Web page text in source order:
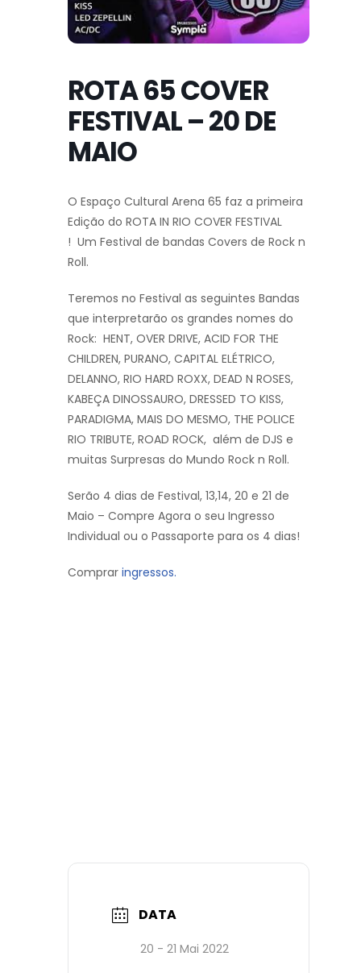
ROTA 65 COVER
FESTIVAL – 20 DE
MAIO
O Espaço Cultural Arena 65 faz a primeira
Edição do ROTA IN RIO COVER FESTIVAL
! Um Festival de bandas Covers de Rock n
Roll.
Teremos no Festival as seguintes Bandas
que interpretarão os grandes nomes do
Rock: HENT, OVER DRIVE, ACID FOR THE
CHILDREN, PURANO, CAPITAL ELÉTRICO,
DELANNO, RIO HARD ROXX, DEAD N ROSES,
KABEÇA DINOSSAURO, DRESSED TO KISS,
PARADIGMA, MAIS DO MESMO, THE POLICE
RIO TRIBUTE, ROAD ROCK, além de DJS e
muitas Surpresas do Mundo Rock n Roll.
Serão 4 dias de Festival, 13,14, 20 e 21 de
Maio – Compre Agora o seu Ingresso
Individual ou o Passaporte para os 4 dias!
Comprar ingressos.
DATA
20 - 21 Mai 2022